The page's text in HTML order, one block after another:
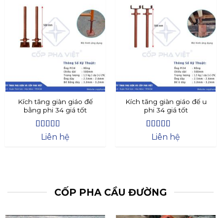
Kích tăng giàn giáo đế
bằng phi 34 giá tốt
Được xếp
5
Liên hệ
Kích tăng giàn giáo đế u
phi 34 giá tốt
Được xếp
5
Liên hệ
CỐP PHA CẦU ĐƯỜNG